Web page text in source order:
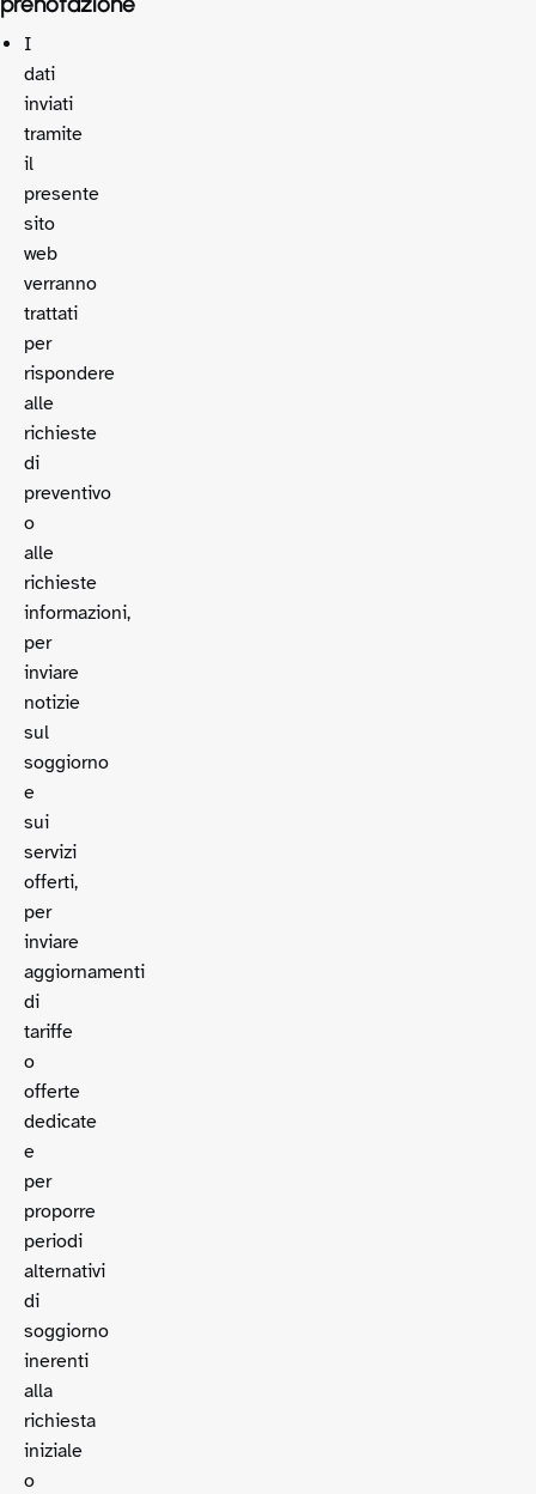
I
dati
inviati
tramite
il
presente
sito
web
verranno
trattati
per
rispondere
alle
richieste
di
preventivo
o
alle
richieste
informazioni,
per
inviare
notizie
sul
soggiorno
e
sui
servizi
offerti,
per
inviare
aggiornamenti
di
tariffe
o
offerte
dedicate
e
per
proporre
periodi
alternativi
di
soggiorno
inerenti
alla
richiesta
iniziale
o